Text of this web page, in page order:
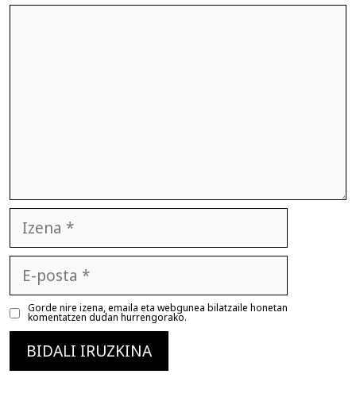
posta
Gorde nire izena, emaila eta webgunea bilatzaile honetan
komentatzen dudan hurrengorako.